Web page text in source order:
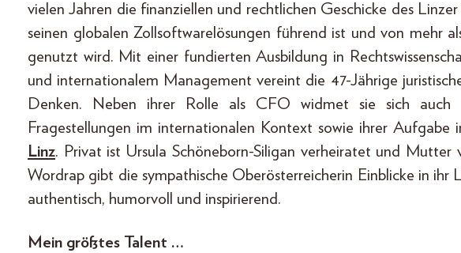
vielen Jahren die finanziellen und rechtlichen Geschicke des
seinen globalen Zollsoftwarelösungen führend ist und von mehr
genutzt wird. Mit einer fundierten Ausbildung in
und internationalem Management vereint die 47-Jährige
Denken. Neben ihrer Rolle als CFO widmet sie sich auch
Fragestellungen im internationalen Kontext sowie ihrer Aufgabe
Linz. Privat ist Ursula Schöneborn-Siligan verheiratet und Mutter
Wordrap gibt die sympathische Oberösterreicherin Einblicke in ihr
authentisch, humorvoll und inspirierend.
Mein größtes Talent …